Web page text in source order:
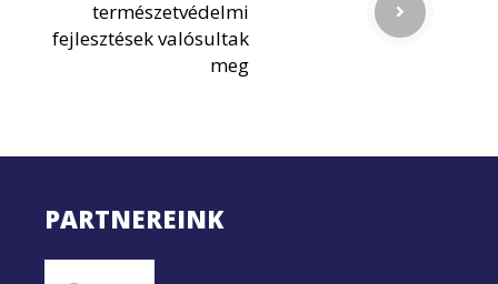
természetvédelmi
fejlesztések valósultak
meg
PARTNEREINK